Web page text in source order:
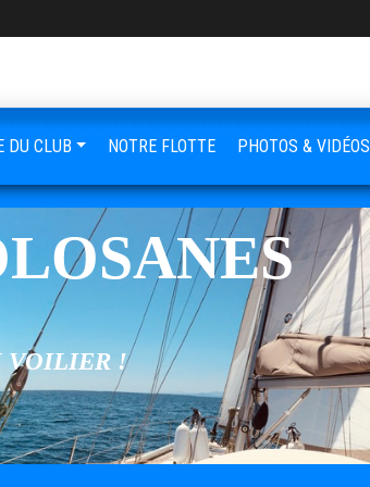
VOILIER !
DU CLUB NOTRE FLOTTE PHOTOS & VIDÉOS